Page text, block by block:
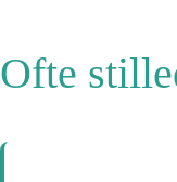
Ofte